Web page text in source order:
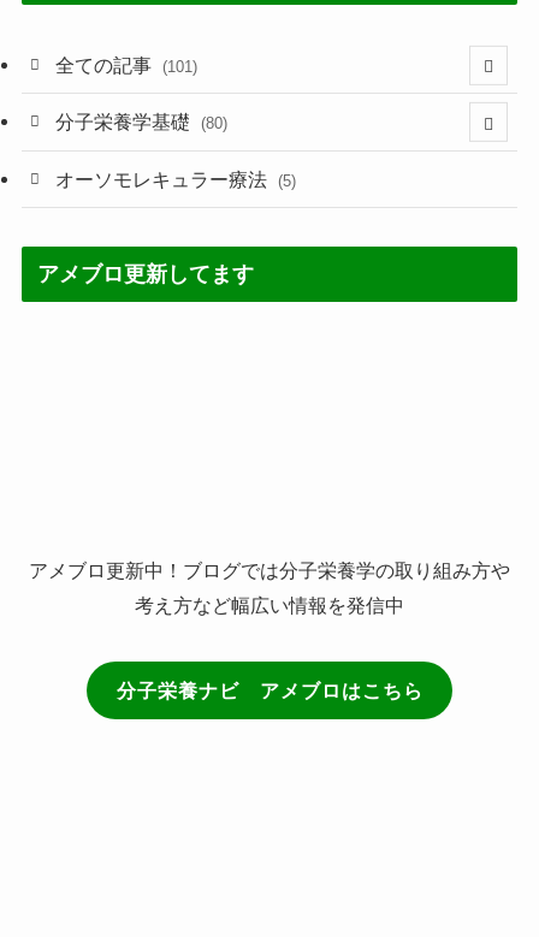
全ての記事 (101)
(1)
(2)
分子栄養学基礎 (80)
(60)
(7)
オーソモレキュラー療法 (5)
アメブロ更新してます
アメブロ更新中！ブログでは分子栄養学の取り組み方や
考え方など幅広い情報を発信中
分子栄養ナビ アメブロはこちら